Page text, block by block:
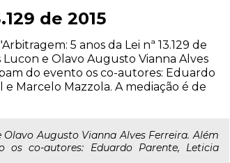
de 2015
5 anos da Lei nª 13.129 de
e Olavo Augusto Vianna Alves
do evento os co-autores: Eduardo
Marcelo Mazzola. A mediação é de
Augusto Vianna Alves Ferreira. Além
co-autores: Eduardo Parente, Leticia